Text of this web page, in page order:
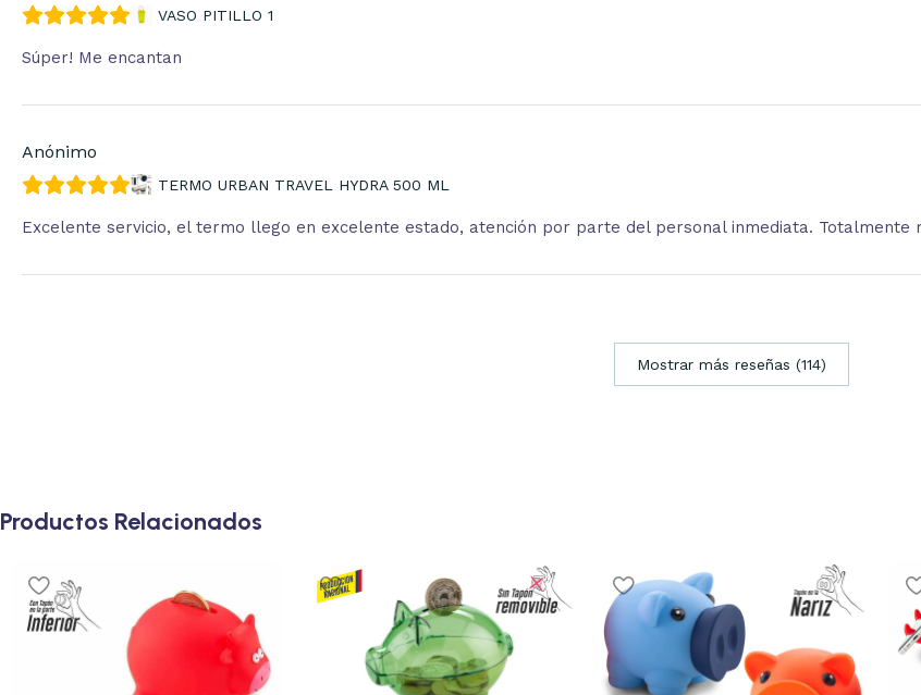
VASO PITILLO 1
Súper! Me encantan
Anónimo
TERMO URBAN TRAVEL HYDRA 500 ML
Excelente servicio, el termo llego en excelente estado, atención por parte del personal inmediata. Totalmente
Mostrar más reseñas (114)
Productos Relacionados